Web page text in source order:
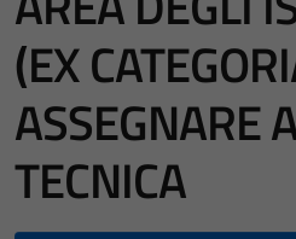
(EX
ASSEGNARE
TECNICA